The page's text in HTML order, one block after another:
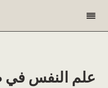
علم النفس في